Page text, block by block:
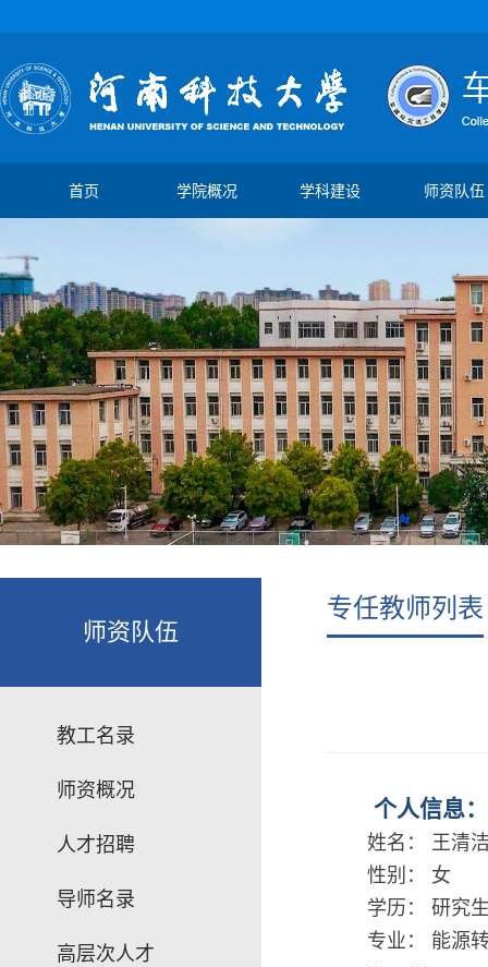
首页 学院概况 学科建设 师资队伍
师资队伍
教工名录
师资概况
人才招聘
导师名录
高层次人才
专任教师列表
个人信息：
姓名： 王清
性别： 女
学历： 研究
专业： 能源